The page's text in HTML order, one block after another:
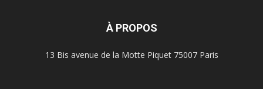
À PROPOS
13 Bis avenue de la Motte Piquet 75007 Paris